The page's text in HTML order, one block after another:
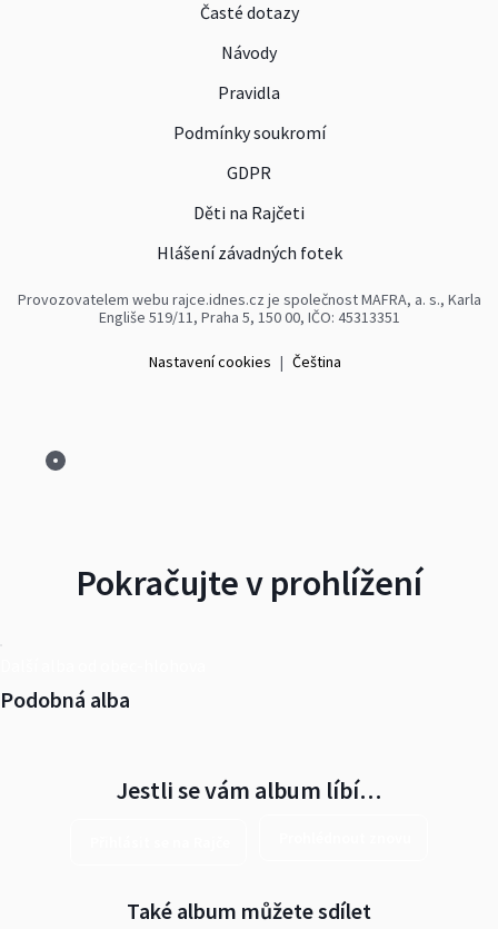
Časté dotazy
Návody
Pravidla
Podmínky soukromí
GDPR
Děti na Rajčeti
Hlášení závadných fotek
Provozovatelem webu rajce.idnes.cz je společnost MAFRA, a. s., Karla
Engliše 519/11, Praha 5, 150 00, IČO: 45313351
Nastavení cookies | Čeština
Pokračujte v prohlížení
Podobná alba
Jestli se vám album líbí…
Také album můžete sdílet